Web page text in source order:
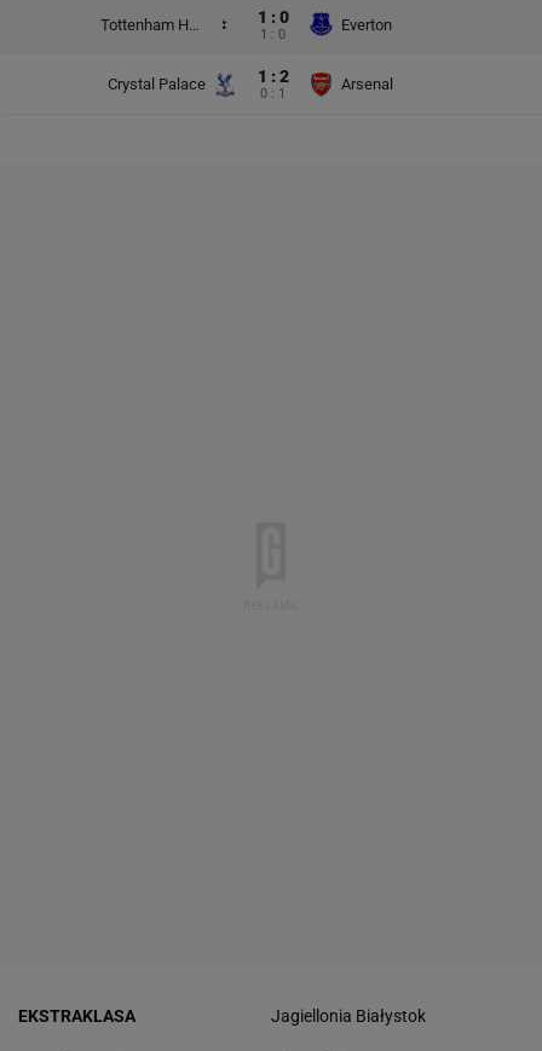
Tottenham Hotspur 1 : 0
1 : 0
Everton
Crystal Palace 1 : 2
0 : 1
Arsenal
EKSTRAKLASA Jagiellonia Białystok